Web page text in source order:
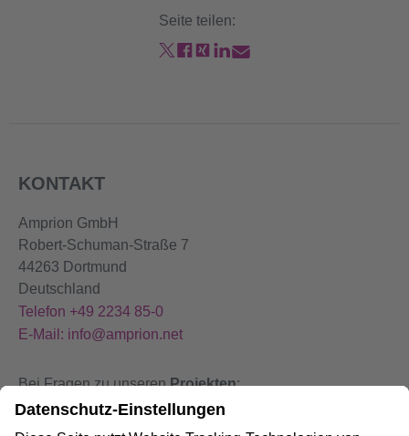
Seite teilen:
KONTAKT
Amprion GmbH
Robert-Schuman-Straße 7
44263 Dortmund
Deutschland
Telefon +49 2234 85-0
E-Mail: info@amprion.net
Bei Fragen zu unserenProjekten:
+49 800 584 9000